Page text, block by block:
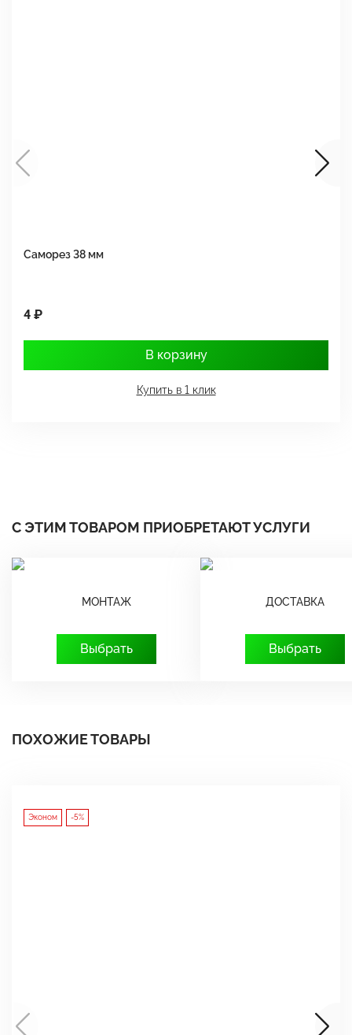
Саморез 38 мм
4 ₽
В корзину
Купить в 1 клик
С ЭТИМ ТОВАРОМ ПРИОБРЕТАЮТ УСЛУГИ
МОНТАЖ
Выбрать
ДОСТАВКА
Выбрать
ПОХОЖИЕ ТОВАРЫ
Эконом -5%